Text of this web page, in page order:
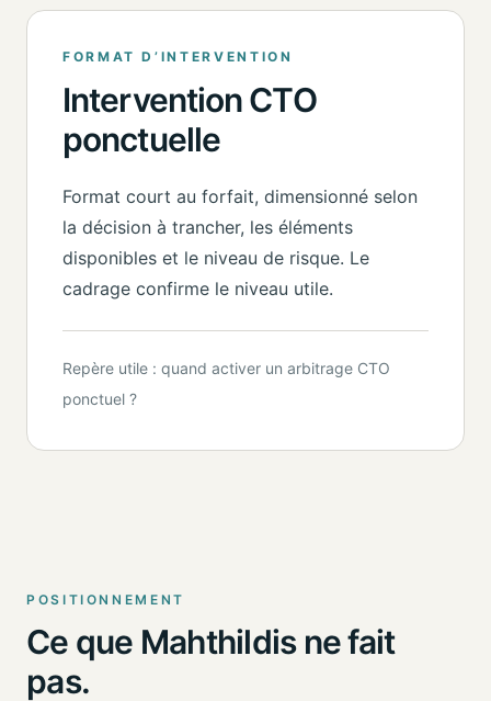
FORMAT D’INTERVENTION
Intervention CTO
ponctuelle
Format court au forfait, dimensionné selon
la décision à trancher, les éléments
disponibles et le niveau de risque. Le
cadrage confirme le niveau utile.
Repère utile : quand activer un arbitrage CTO
ponctuel ?
POSITIONNEMENT
Ce que Mahthildis ne fait
pas.